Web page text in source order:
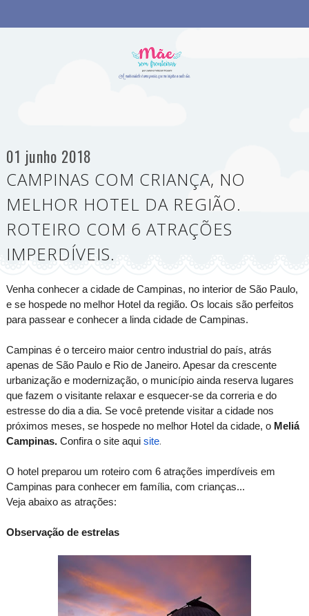
01 junho 2018
CAMPINAS COM CRIANÇA, NO
MELHOR HOTEL DA REGIÃO.
ROTEIRO COM 6 ATRAÇÕES
IMPERDÍVEIS.
Venha conhecer a cidade de Campinas, no interior de São Paulo,
e se hospede no melhor Hotel da região. Os locais são perfeitos
para passear e conhecer a linda cidade de Campinas.
Campinas é o terceiro maior centro industrial do país, atrás
apenas de São Paulo e Rio de Janeiro. Apesar da crescente
urbanização e modernização, o município ainda reserva lugares
que fazem o visitante relaxar e esquecer-se da correria e do
estresse do dia a dia. Se você pretende visitar a cidade nos
próximos meses, se hospede no melhor Hotel da cidade, o Meliá
Campinas.Confira o site aqui site.
O hotel preparou um roteiro com 6 atrações imperdíveis em
Campinas para conhecer em família, com crianças...
Veja abaixo as atrações:
Observação de estrelas